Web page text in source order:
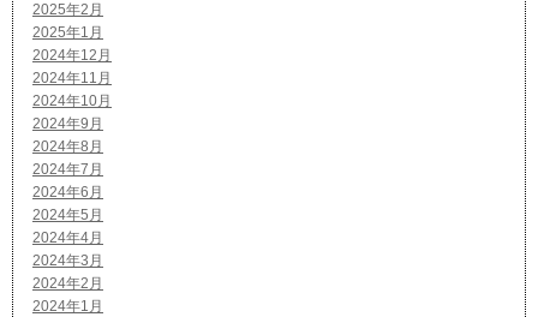
2025年2月
2025年1月
2024年12月
2024年11月
2024年10月
2024年9月
2024年8月
2024年7月
2024年6月
2024年5月
2024年4月
2024年3月
2024年2月
2024年1月